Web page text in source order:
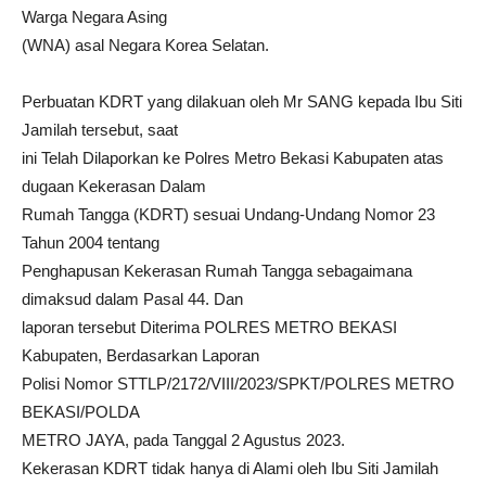
Warga Negara Asing
(WNA) asal Negara Korea Selatan.
Perbuatan KDRT yang dilakuan oleh Mr SANG kepada Ibu Siti
Jamilah tersebut, saat
ini Telah Dilaporkan ke Polres Metro Bekasi Kabupaten atas
dugaan Kekerasan Dalam
Rumah Tangga (KDRT) sesuai Undang-Undang Nomor 23
Tahun 2004 tentang
Penghapusan Kekerasan Rumah Tangga sebagaimana
dimaksud dalam Pasal 44. Dan
laporan tersebut Diterima POLRES METRO BEKASI
Kabupaten, Berdasarkan Laporan
Polisi Nomor STTLP/2172/VIII/2023/SPKT/POLRES METRO
BEKASI/POLDA
METRO JAYA, pada Tanggal 2 Agustus 2023.
Kekerasan KDRT tidak hanya di Alami oleh Ibu Siti Jamilah